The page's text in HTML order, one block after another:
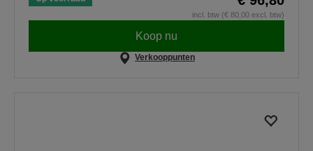
incl. btw (€ 80,00 excl. btw)
Koop nu
Verkooppunten